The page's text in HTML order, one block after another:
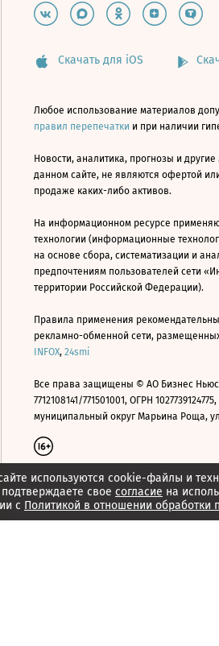
используются cookie-файлы и
свое согласие на
с Политикой в отношении обработки
Скачать для iOS
Любое использование материалов
правил перепечатки и при наличии
Новости, аналитика, прогнозы и
данном сайте, не являются офертой
продаже каких-либо активов.
На информационном ресурсе
технологии (информационные
на основе сбора, систематизации и
предпочтениям пользователей сети
территории Российской Федерации).
Правила применения
рекламно-обменной сети,
INFOX, 24smi
Все права защищены © АО Бизнес
7712108141/771501001, ОГРН
муниципальный округ Марьина Роща,